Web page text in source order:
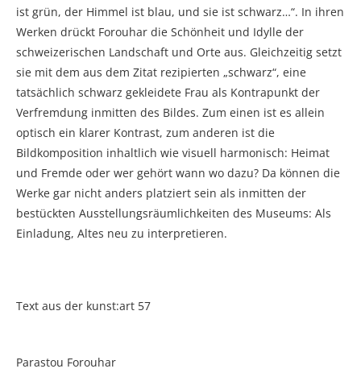
ist grün, der Himmel ist blau, und sie ist schwarz…“. In ihren
Werken drückt Forouhar die Schönheit und Idylle der
schweizerischen Landschaft und Orte aus. Gleichzeitig setzt
sie mit dem aus dem Zitat rezipierten „schwarz“, eine
tatsächlich schwarz gekleidete Frau als Kontrapunkt der
Verfremdung inmitten des Bildes. Zum einen ist es allein
optisch ein klarer Kontrast, zum anderen ist die
Bildkomposition inhaltlich wie visuell harmonisch: Heimat
und Fremde oder wer gehört wann wo dazu? Da können die
Werke gar nicht anders platziert sein als inmitten der
bestückten Ausstellungsräumlichkeiten des Museums: Als
Einladung, Altes neu zu interpretieren.
Text aus der kunst:art 57
Parastou Forouhar